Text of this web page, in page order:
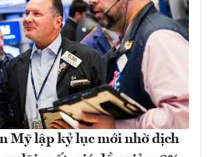
Mỹ lập kỷ lục mới nhờ dịch